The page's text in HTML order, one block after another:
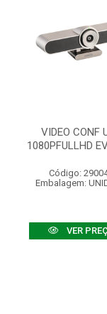
VIDEO CONF
1080PFULLHD
Código:
Embalagem:
VER